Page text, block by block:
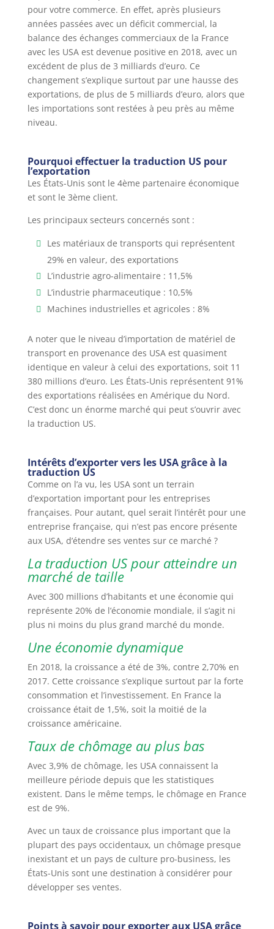
pour votre commerce. En effet, après plusieurs
années passées avec un déficit commercial, la
balance des échanges commerciaux de la France
avec les USA est devenue positive en 2018, avec un
excédent de plus de 3 milliards d’euro. Ce
changement s’explique surtout par une hausse des
exportations, de plus de 5 milliards d’euro, alors que
les importations sont restées à peu près au même
niveau.
Pourquoi effectuer la traduction US pour
l’exportation
Les États-Unis sont le 4ème partenaire économique
et sont le 3ème client.
Les principaux secteurs concernés sont :
Les matériaux de transports qui représentent
29% en valeur, des exportations
L’industrie agro-alimentaire : 11,5%
L’industrie pharmaceutique : 10,5%
Machines industrielles et agricoles : 8%
A noter que le niveau d’importation de matériel de
transport en provenance des USA est quasiment
identique en valeur à celui des exportations, soit 11
380 millions d’euro. Les États-Unis représentent 91%
des exportations réalisées en Amérique du Nord.
C’est donc un énorme marché qui peut s’ouvrir avec
la traduction US.
Intérêts d’exporter vers les USA grâce à la
traduction US
Comme on l’a vu, les USA sont un terrain
d’exportation important pour les entreprises
françaises. Pour autant, quel serait l’intérêt pour une
entreprise française, qui n’est pas encore présente
aux USA, d’étendre ses ventes sur ce marché ?
La traduction US pour atteindre un
marché de taille
Avec 300 millions d’habitants et une économie qui
représente 20% de l’économie mondiale, il s’agit ni
plus ni moins du plus grand marché du monde.
Une économie dynamique
En 2018, la croissance a été de 3%, contre 2,70% en
2017. Cette croissance s’explique surtout par la forte
consommation et l’investissement. En France la
croissance était de 1,5%, soit la moitié de la
croissance américaine.
Taux de chômage au plus bas
Avec 3,9% de chômage, les USA connaissent la
meilleure période depuis que les statistiques
existent. Dans le même temps, le chômage en France
est de 9%.
Avec un taux de croissance plus important que la
plupart des pays occidentaux, un chômage presque
inexistant et un pays de culture pro-business, les
États-Unis sont une destination à considérer pour
développer ses ventes.
Points à savoir pour exporter aux USA grâce